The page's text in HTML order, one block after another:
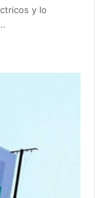
y lo